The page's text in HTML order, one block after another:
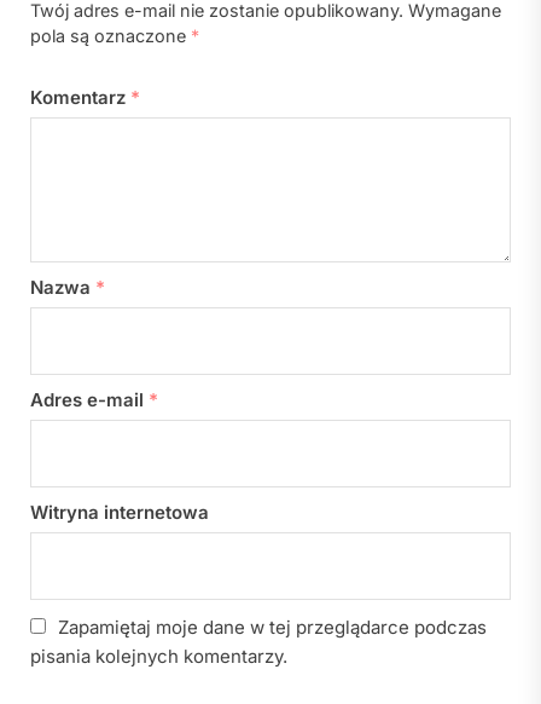
Twój adres e-mail nie zostanie opublikowany. Wymagane
pola są oznaczone *
Komentarz *
Nazwa *
Adres e-mail *
Witryna internetowa
Zapamiętaj moje dane w tej przeglądarce podczas
pisania kolejnych komentarzy.